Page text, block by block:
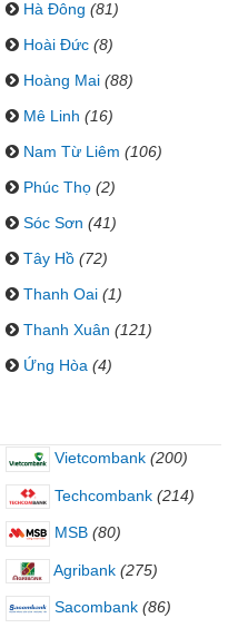
Hà Đông (81)
Hoài Đức (8)
Hoàng Mai (88)
Mê Linh (16)
Nam Từ Liêm (106)
Phúc Thọ (2)
Sóc Sơn (41)
Tây Hồ (72)
Thanh Oai (1)
Thanh Xuân (121)
Ứng Hòa (4)
Vietcombank (200)
Techcombank (214)
MSB (80)
Agribank (275)
Sacombank (86)